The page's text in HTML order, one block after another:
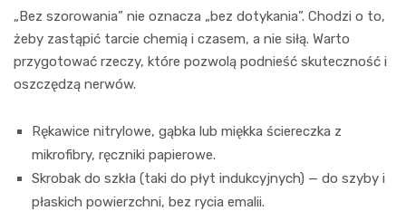
„Bez szorowania” nie oznacza „bez dotykania”. Chodzi o to,
żeby zastąpić tarcie chemią i czasem, a nie siłą. Warto
przygotować rzeczy, które pozwolą podnieść skuteczność i
oszczędzą nerwów.
Rękawice nitrylowe, gąbka lub miękka ściereczka z
mikrofibry, ręczniki papierowe.
Skrobak do szkła (taki do płyt indukcyjnych) — do szyby i
płaskich powierzchni, bez rycia emalii.